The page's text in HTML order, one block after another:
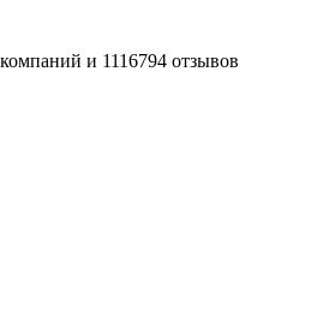
и 1116794 отзывов